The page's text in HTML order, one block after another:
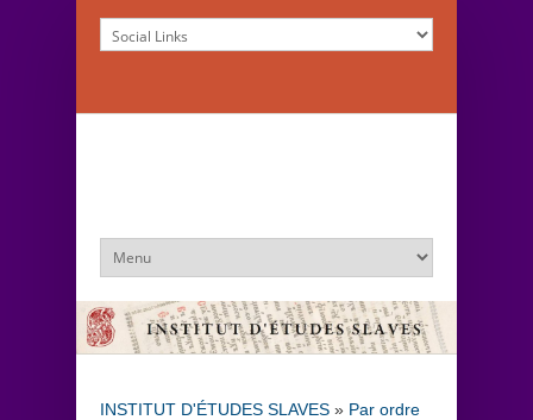
INSTITUT D'ÉTUDES SLAVES » Par ordre